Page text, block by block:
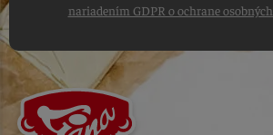
nariadením GDPR o ochrane